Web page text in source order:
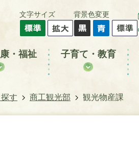
文字サイズ 背景色変更
・福祉 子育て・教育
す 商工観光部 観光物産課